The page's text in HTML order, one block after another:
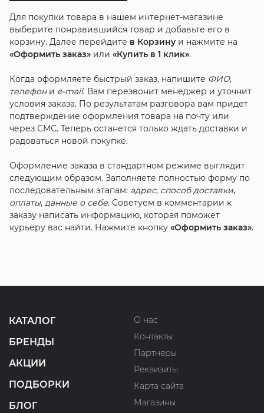
Для покупки товара в нашем интернет-магазине
выберите понравившийся товар и добавьте его в
корзину. Далее перейдите в Корзинуи нажмите на
«Оформить заказ»или «Купить в 1 клик».
Когда оформляете быстрый заказ, напишите ФИО,
телефони e-mail. Вам перезвонит менеджер и уточнит
условия заказа. По результатам разговора вам придет
подтверждение оформления товара на почту или
через СМС. Теперь останется только ждать доставки и
радоваться новой покупке.
Оформление заказа в стандартном режиме выглядит
следующим образом. Заполняете полностью форму по
последовательным этапам: адрес, способ доставки,
оплаты, данные о себе. Советуем в комментарии к
заказу написать информацию, которая поможет
курьеру вас найти. Нажмите кнопку «Оформить заказ».
КАТАЛОГ
БРЕНДЫ
АКЦИИ
ПОДБОРКИ
БЛОГ
О нас
Контакты
Партнеры
Реквизиты
Карта сайта
Магазины